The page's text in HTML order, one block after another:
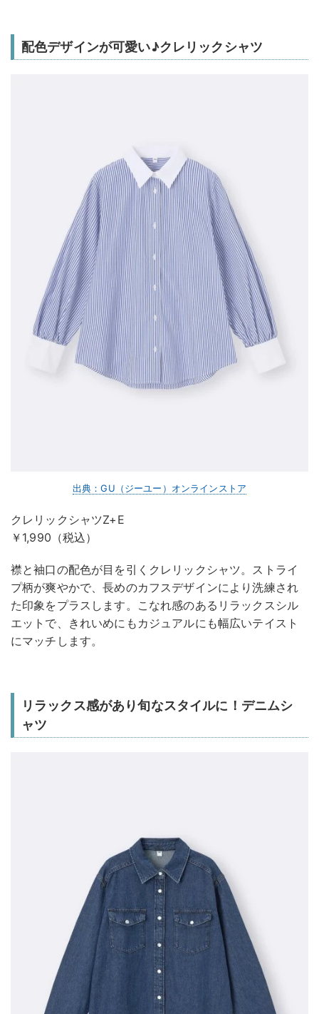
配色デザインが可愛い♪クレリックシャツ
出典：GU（ジーユー）オンラインストア
クレリックシャツZ+E
￥1,990（税込）
襟と袖口の配色が目を引くクレリックシャツ。ストライ
プ柄が爽やかで、長めのカフスデザインにより洗練され
た印象をプラスします。こなれ感のあるリラックスシル
エットで、きれいめにもカジュアルにも幅広いテイスト
にマッチします。
リラックス感があり旬なスタイルに！デニムシ
ャツ